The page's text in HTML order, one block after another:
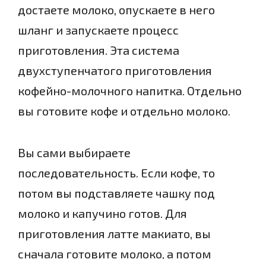
достаете молоко, опускаете в него
шланг и запускаете процесс
приготовления. Эта система
двухступенчатого приготовления
кофейно-молочного напитка. Отдельно
вы готовите кофе и отдельно молоко.
Вы сами выбираете
последовательность. Если кофе, то
потом вы подставляете чашку под
молоко и капучино готов. Для
приготовления латте макиато, вы
сначала готовите молоко, а потом